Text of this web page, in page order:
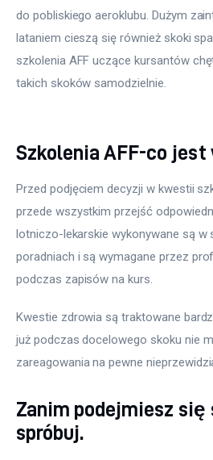
do pobliskiego aeroklubu. Dużym
lataniem cieszą się również skoki
szkolenia AFF uczące kursantów
takich skoków samodzielnie.
Szkolenia AFF-co jest
Przed podjęciem decyzji w kwestii
przede wszystkim przejść
lotniczo-lekarskie wykonywane są w
poradniach i są wymagane przez
podczas zapisów na kurs.
Kwestie zdrowia są traktowane
już podczas docelowego skoku nie
zareagowania na pewne
Zanim podejmiesz się
spróbuj.